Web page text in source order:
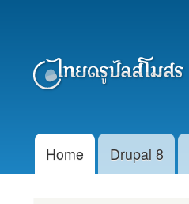
Main menu
Home Drupal 8